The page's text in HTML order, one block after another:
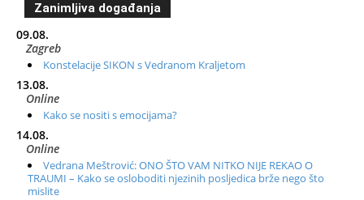
Zanimljiva događanja
09.08.
Zagreb
Konstelacije SIKON s Vedranom Kraljetom
13.08.
Online
Kako se nositi s emocijama?
14.08.
Online
Vedrana Meštrović: ONO ŠTO VAM NITKO NIJE REKAO O
TRAUMI – Kako se osloboditi njezinih posljedica brže nego što
mislite